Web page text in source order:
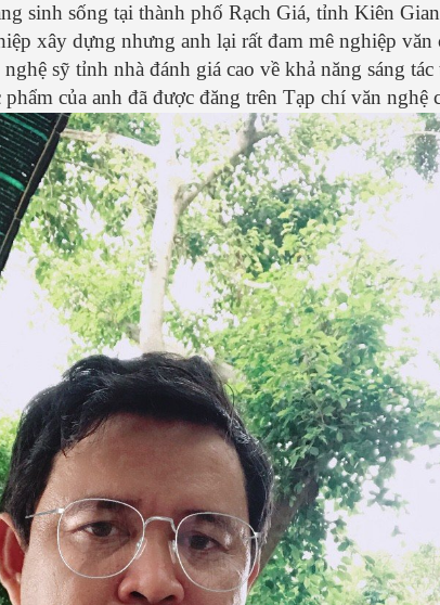
sinh sống tại thành phố Rạch Giá, tỉnh Kiên
xây dựng nhưng anh lại rất đam mê nghiệp văn
sỹ tỉnh nhà đánh giá cao về khả năng sáng tác
của anh đã được đăng trên Tạp chí văn nghệ